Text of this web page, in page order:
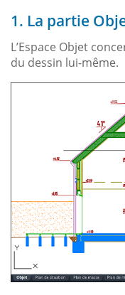
1. La partie
L’Espace Objet
du dessin lui-même.